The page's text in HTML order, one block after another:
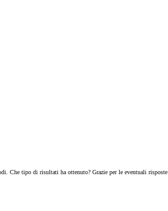
Che tipo di risultati ha ottenuto? Grazie per le eventuali risposte